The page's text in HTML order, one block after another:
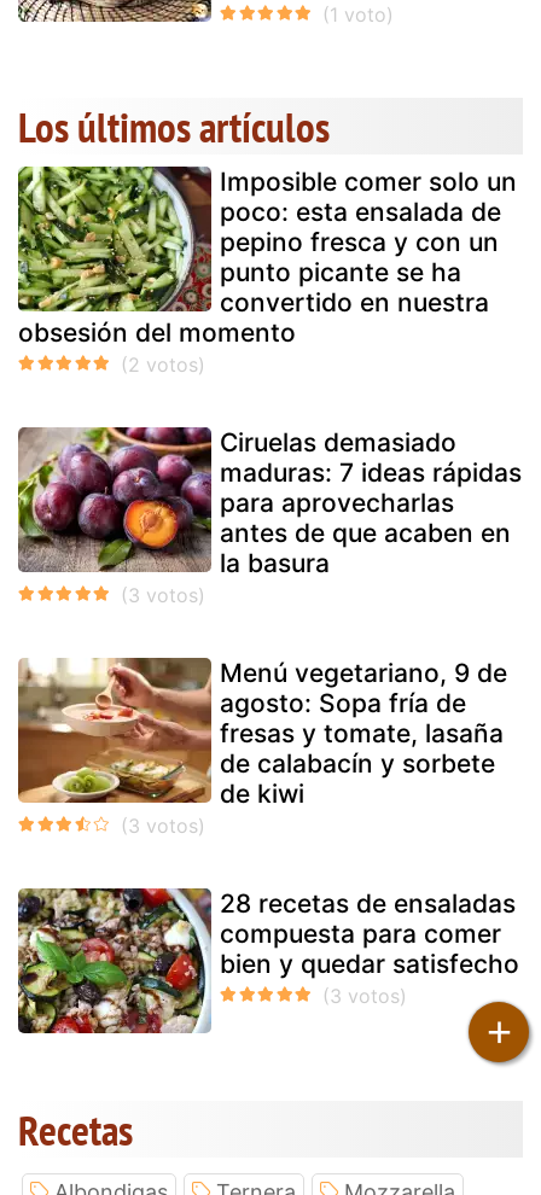
+
Los últimos artículos
Imposible comer solo un
poco: esta ensalada de
pepino fresca y con un
punto picante se ha
convertido en nuestra
obsesión del momento
Ciruelas demasiado
maduras: 7 ideas rápidas
para aprovecharlas
antes de que acaben en
la basura
Menú vegetariano, 9 de
agosto: Sopa fría de
fresas y tomate, lasaña
de calabacín y sorbete
de kiwi
28 recetas de ensaladas
compuesta para comer
bien y quedar satisfecho
Recetas